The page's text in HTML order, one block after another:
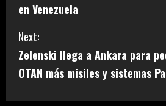
n
t
i
n
en Venezuela
Next:
Zelenski llega a Ankara para
OTAN más misiles y sistemas